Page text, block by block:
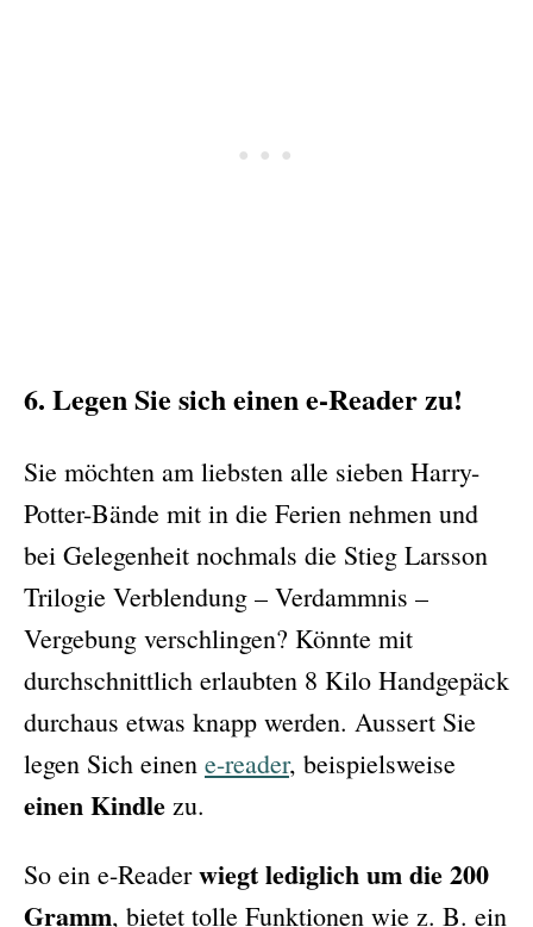
6. Legen Sie sich einen e-Reader zu!
Sie möchten am liebsten alle sieben Harry-
Potter-Bände mit in die Ferien nehmen und
bei Gelegenheit nochmals die Stieg Larsson
Trilogie Verblendung – Verdammnis –
Vergebung verschlingen? Könnte mit
durchschnittlich erlaubten 8 Kilo Handgepäck
durchaus etwas knapp werden. Aussert Sie
legen Sich einen e-reader, beispielsweise
einen Kindle zu.
So ein e-Readerwiegt lediglich um die 200
Gramm, bietet tolle Funktionen wie z. B. ein